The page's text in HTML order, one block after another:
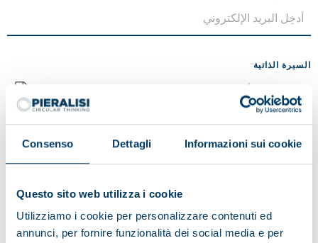
Consenso Dettagli Informazioni sui cookie
Questo sito web utilizza i cookie
Utilizziamo i cookie per personalizzare contenuti ed
annunci, per fornire funzionalità dei social media e per
السيرة الذاتية
أقصى حجم 5 ميجا بايت (ملف pdf)
الرسالة